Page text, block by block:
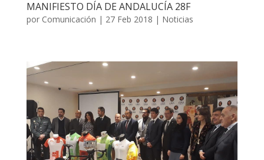
MANIFIESTO DÍA DE ANDALUCÍA 28F
por Comunicación | 27 Feb 2018 | Noticias